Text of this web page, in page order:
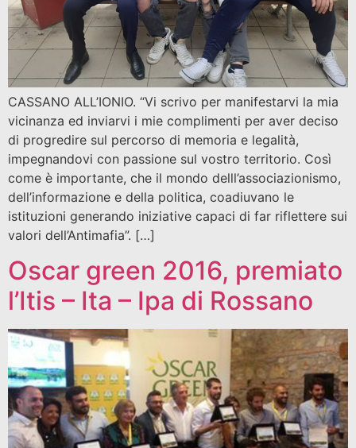
CASSANO ALL’IONIO. “Vi scrivo per manifestarvi la mia
vicinanza ed inviarvi i mie complimenti per aver deciso
di progredire sul percorso di memoria e legalità,
impegnandovi con passione sul vostro territorio. Così
come è importante, che il mondo delll’associazionismo,
dell’informazione e della politica, coadiuvano le
istituzioni generando iniziative capaci di far riflettere sui
valori dell’Antimafia”. […]
Oscar green 2016, premiato
l’Itis – Ita – Ipa di Rossano